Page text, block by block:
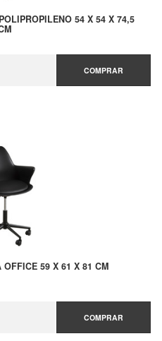
54 X 54 X 74,5
COMPRAR
59 X 61 X 81 CM
COMPRAR